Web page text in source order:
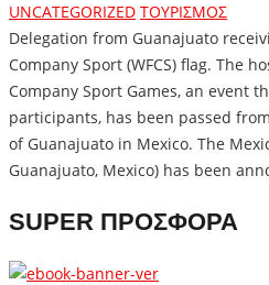
UNCATEGORIZED ΤΟΥΡΙΣΜΟΣ
Delegation from Guanajuato
Company Sport (WFCS) flag. The
Company Sport Games, an event
participants, has been passed
of Guanajuato in Mexico. The
Guanajuato, Mexico) has been
SUPER ΠΡΟΣΦΟΡΑ